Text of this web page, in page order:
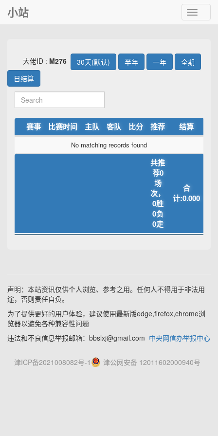
Toggle
小站
大佬ID : M276 30天(默认) 半年 一年
全期
日结算
赛事 比赛时间 主队 客队 比分 推荐 结算
No matching records found
共推
荐0
场
次，
0胜
0负
0走
合
计:0.000
声明：本站资讯仅供个人浏览、参考之用。任何人不得用于非法用
途，否则责任自负。
为了提供更好的用户体验，建议使用最新版edge,firefox,chrome浏
览器以避免各种兼容性问题
违法和不良信息举报邮箱：bbslxj@gmail.com 中央网信办举报中心
津公网安备 12011602000940号
津ICP备2021008082号-1